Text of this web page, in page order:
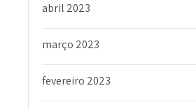
abril 2023
março 2023
fevereiro 2023